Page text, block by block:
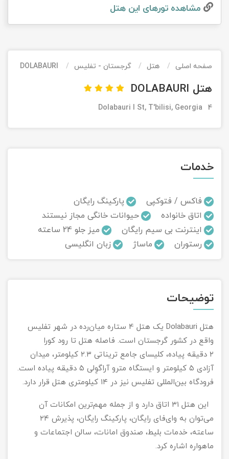
مشاهده تور‌های این هتل
صفحه اصلی هتل گرجستان - تفلیس DOLABAURI
هتل DOLABAURI
4 Dolabauri I St, T'bilisi, Georgia
خدمات
فاکس / فتوکپی
پارکینگ رایگان
اتاق خانواده
حیوانات خانگی مجاز نیستند
اینترنت بی سیم رایگان
میز جلو 24 ساعته
رستوران
ماساژ زبان انگلیسی
توضیحات
هتل Dolabauri یک هتل 4 ستاره میان‌رده در شهر تفلیس
واقع در کشور گرجستان است. فاصله هتل تا رود کورا
۲ دقیقه پیاده، کلیسای جامع تریناتی ۲.۳ کیلومتر، میدان
آزادی ۵ کیلومتر و ایستگاه مترو آراگوِلی ۵ دقیقه پیاده است.
فرودگاه بین‌المللی تفلیس نیز در ۱۴ کیلومتری هتل قرار دارد.
این هتل ۳۱ اتاق دارد و از جمله مهم‌ترین امکانات آن
می‌توان به وای‌فای رایگان، پارکینگ رایگان، پذیرش ۲۴
ساعته، خدمات بلیط، صندوق امانات، سالن اجتماعات و
ماهواره اشاره کرد.
تور کویر کاراکال
تور کویر مصر
تور ماسوله
تور مرداب سراوان
تور گلستان
تور سوباتان
تور مرداب هسل
تور کاشان
تور اصفهان
تور ترکمن صحرا
تور آفرود
تور کیش از ساری
اقساطی
تور کیش از بندرعباس
اقساطی
تور قزاقستان اقساطی
تور زیارتی اقساطی